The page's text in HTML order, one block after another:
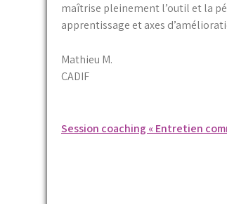
maîtrise pleinement l’outil et la
apprentissage et axes
Mathieu M.
CADIF
Navigation
Session coaching « Entretien